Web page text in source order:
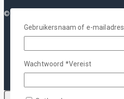
© 2026 Plotterfolie
Gebruikersnaam of e-mailadres
Wachtwoord *Vereist